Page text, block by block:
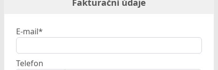
Fakturační údaje
E-mail*
Telefon